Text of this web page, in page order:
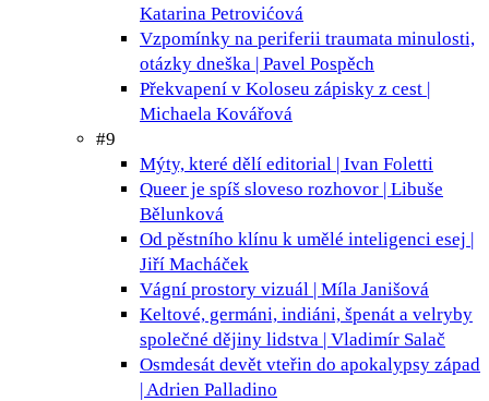
Katarina Petrovićová
Vzpomínky na periferii traumata minulosti,
otázky dneška | Pavel Pospěch
Překvapení v Koloseu zápisky z cest |
Michaela Kovářová
#9
Mýty, které dělí editorial | Ivan Foletti
Queer je spíš sloveso rozhovor | Libuše
Bělunková
Od pěstního klínu k umělé inteligenci esej |
Jiří Macháček
Vágní prostory vizuál | Míla Janišová
Keltové, germáni, indiáni, špenát a velryby
společné dějiny lidstva | Vladimír Salač
Osmdesát devět vteřin do apokalypsy západ
| Adrien Palladino